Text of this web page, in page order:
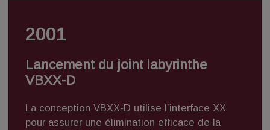
2001
Lancement du joint labyrinthe
VBXX-D
La conception VBXX-D utilise l’interface XX
pour assurer une élimination efficace de la